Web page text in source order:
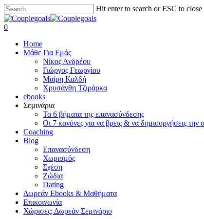
Skip
to
main
Hit enter to search or ESC to close
Close
Search
search
0
Home
Μάθε Για Εμάς
Νίκος Ανδρέου
Γιώργος Γεωργίου
Μαίρη Καλδή
Χρυσάνθη Τζιράρκα
ebooks
Σεμινάρια
Τα 6 βήματα της επανασύνδεσης
Οι 7 κανόνες για να βρεις & να δημιουργήσεις την
Coaching
Blog
Επανασύνδεση
Χωρισμός
Σχέση
Ζώδια
Dating
Δωρεάν Ebooks & Μαθήματα
Επικοινωνία
Χώρισες; Δωρεάν Σεμινάριο